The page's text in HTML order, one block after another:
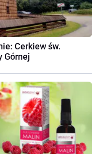
Cerkiew św.
Górnej